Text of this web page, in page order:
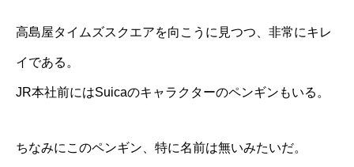
高島屋タイムズスクエアを向こうに見つつ、非常にキレ
イである。
JR本社前にはSuicaのキャラクターのペンギンもいる。
ちなみにこのペンギン、特に名前は無いみたいだ。